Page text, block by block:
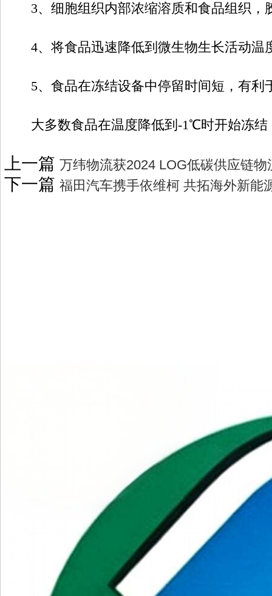
3、细胞组织内部浓缩溶质和食品组织，
4、将食品迅速降低到微生物生长活动温
5、食品在冻结设备中停留时间短，有利
大多数食品在温度降低到-1℃时开始冻结
上一篇 万纬物流获2024 LOG低碳供应链
下一篇 福田汽车携手依维柯 共拓海外新能